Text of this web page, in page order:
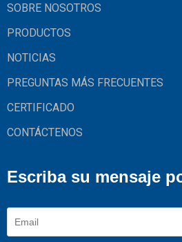
SOBRE NOSOTROS
PRODUCTOS
NOTICIAS
PREGUNTAS MÁS FRECUENTES
CERTIFICADO
CONTÁCTENOS
Escriba su mensaje